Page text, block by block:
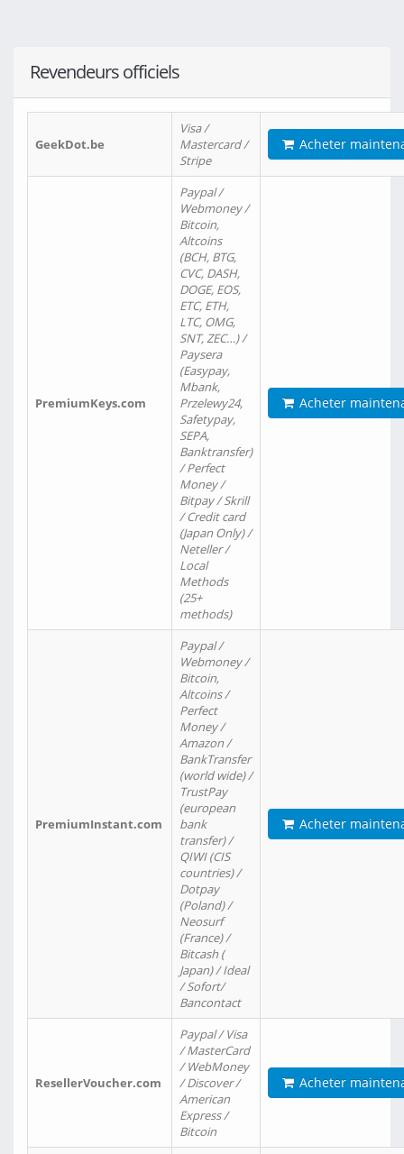
Revendeurs officiels
GeekDot.be
Visa /
Mastercard /
Stripe
Acheter
PremiumKeys.com
Paypal /
Webmoney /
Bitcoin,
Altcoins
(BCH, BTG,
CVC, DASH,
DOGE, EOS,
ETC, ETH,
LTC, OMG,
SNT, ZEC…) /
Paysera
(Easypay,
Mbank,
Przelewy24,
Safetypay,
SEPA,
Banktransfer)
/ Perfect
Money /
Bitpay / Skrill
/ Credit card
(Japan Only) /
Neteller /
Local
Methods
(25+
methods)
Acheter
PremiumInstant.com
Paypal /
Webmoney /
Bitcoin,
Altcoins /
Perfect
Money /
Amazon /
BankTransfer
(world wide) /
TrustPay
(european
bank
transfer) /
QIWI (CIS
countries) /
Dotpay
(Poland) /
Neosurf
(France) /
Bitcash (
Japan) / Ideal
/ Sofort/
Bancontact
Acheter
ResellerVoucher.com
Paypal / Visa
/ MasterCard
/ WebMoney
/ Discover /
American
Express /
Bitcoin
Acheter